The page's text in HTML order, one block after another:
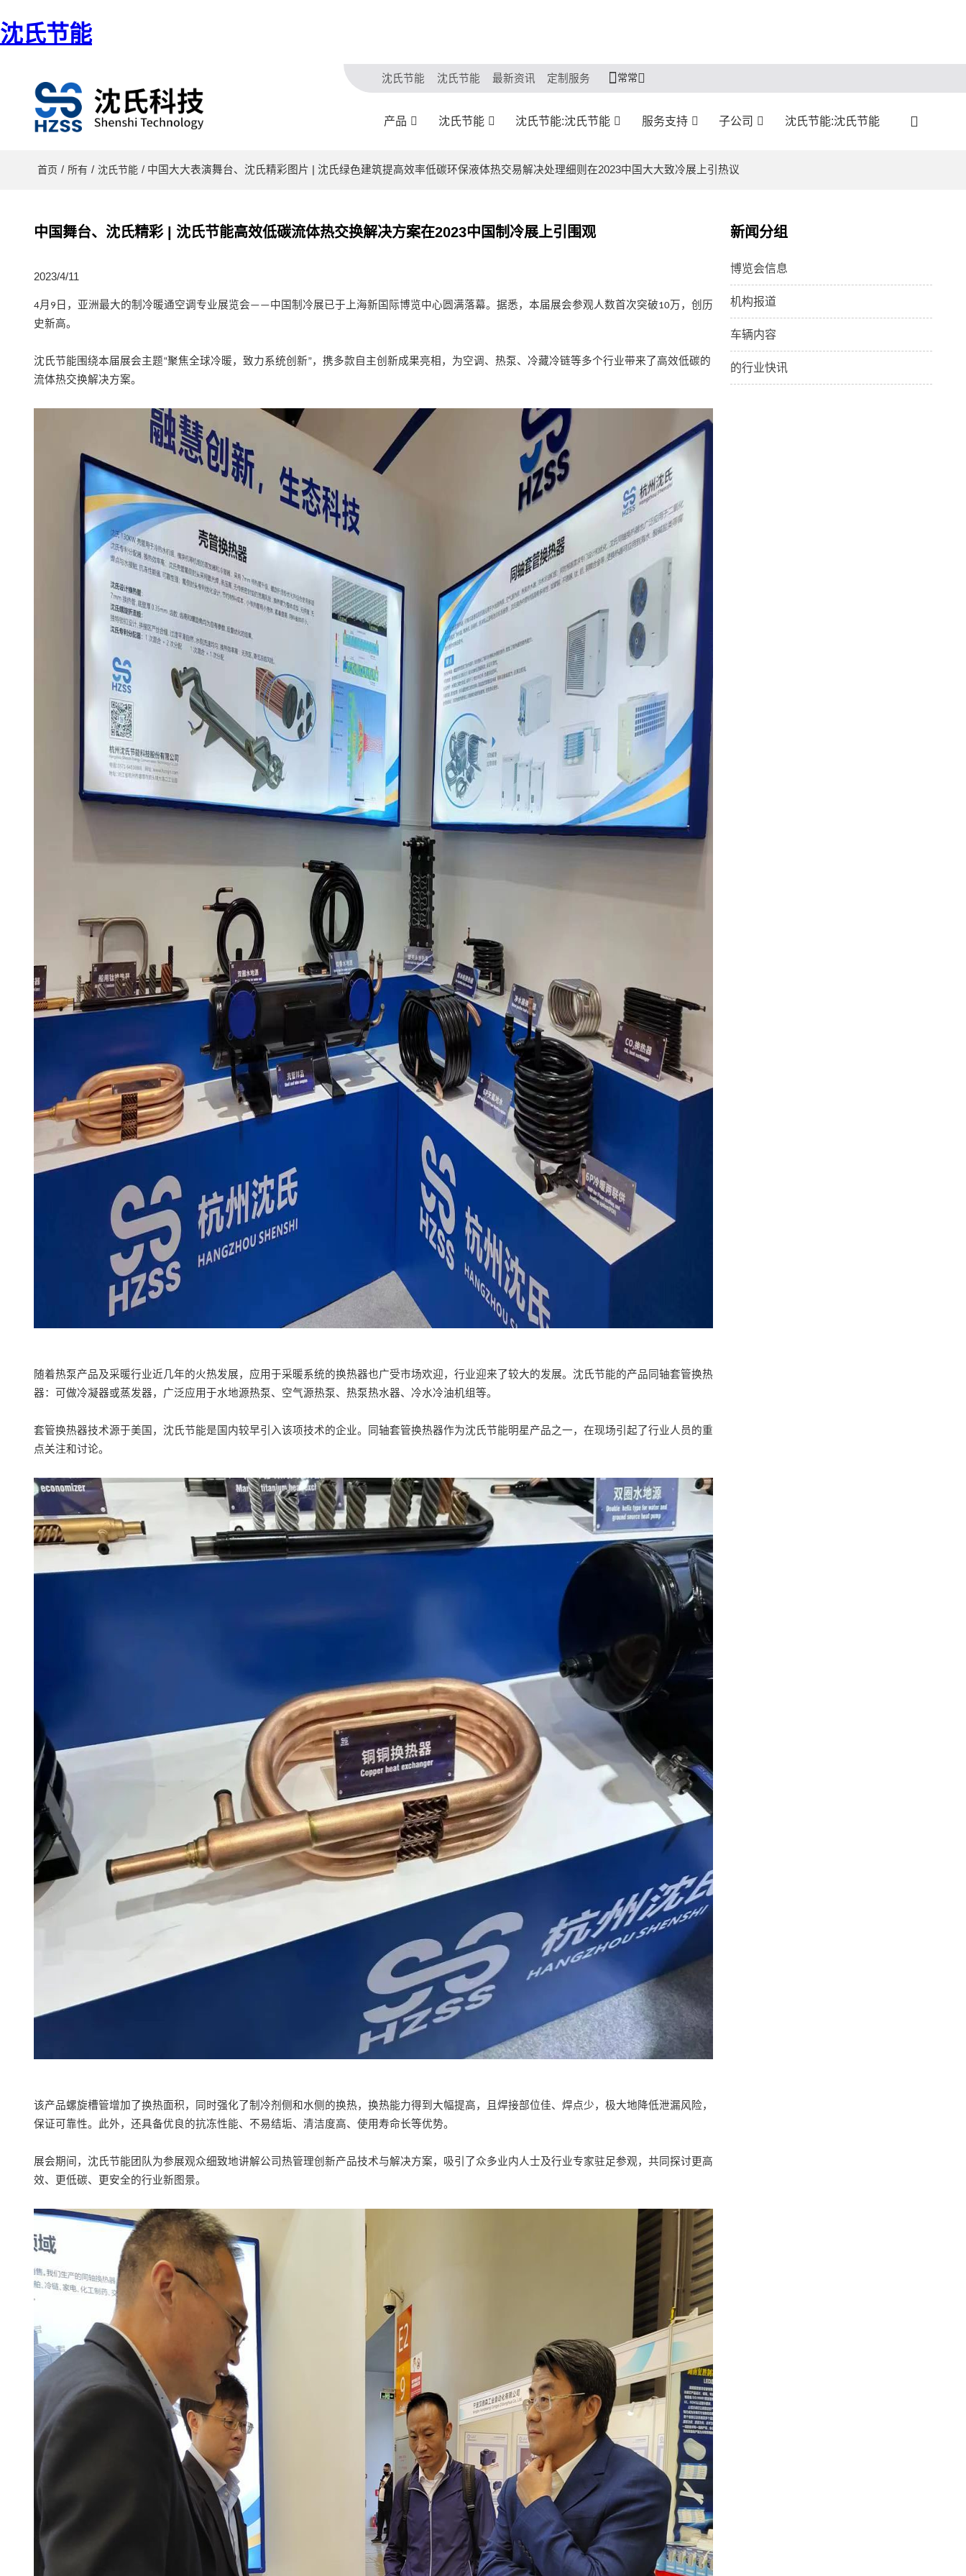
沈氏节能
沈氏节能 沈氏节能 最新资讯 定制服务 常常
产品 沈氏节能 沈氏节能:沈氏节能 服务支持 子公司 沈氏节能:沈氏节能
首页 / 所有 / 沈氏节能 / 中国大大表演舞台、沈氏精彩图片 | 沈氏绿色建筑提高效率低碳环保液体热交易解决处理细则在2023中国大大致冷展上引热议
中国舞台、沈氏精彩 | 沈氏节能高效低碳流体热交换解决方案在2023中国制冷展上引围观
2023/4/11
4月 9 日，亚洲最大的制冷暖通空调专业展览会——中国制冷展已于上海新国际博览中心圆满落幕。据悉，本届展会参观人数首次突破10万，创历
史新高。
沈氏节能围绕本届展会主题“聚焦全球冷暖，致力系统创新”，携多款自主创新成果亮相，为空调、热泵、冷藏冷链等多个行业带来了高效低碳的
流体热交换解决方案。
随着热泵产品及采暖行业近几年的火热发展，应用于采暖系统的换热器也广受市场欢迎，行业迎来了较大的发展。沈氏节能的产品同轴套管换热
器：可做冷凝器或蒸发器，广泛应用于水地源热泵、空气源热泵、热泵热水器、冷水冷油机组等。
套管换热器技术源于美国，沈氏节能是国内较早引入该项技术的企业。同轴套管换热器作为沈氏节能明星产品之一，在现场引起了行业人员的重
点关注和讨论。
该产品螺旋槽管增加了换热面积，同时强化了制冷剂侧和水侧的换热，换热能力得到大幅提高，且焊接部位佳、焊点少，极大地降低泄漏风险，
保证可靠性。此外，还具备优良的抗冻性能、不易结垢、清洁度高、使用寿命长等优势。
展会期间，沈氏节能团队为参展观众细致地讲解公司热管理创新产品技术与解决方案，吸引了众多业内人士及行业专家驻足参观，共同探讨更高
效、更低碳、更安全的行业新图景。
新闻分组
博览会信息
机构报道
车辆内容
的行业快讯